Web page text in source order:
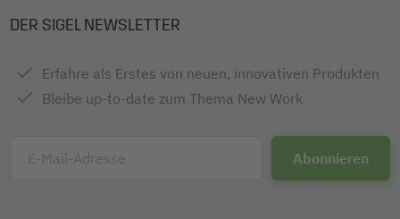
DER SIGEL NEWSLETTER
Erfahre als Erstes von neuen, innovativen Produkten
Bleibe up-to-date zum Thema New Work
E-Mail-Adresse